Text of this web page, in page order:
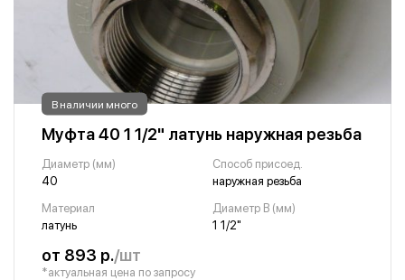
В наличии много
Муфта 40 1 1/2" латунь наружная резьба
Диаметр (мм)
40
Способ присоед.
наружная резьба
Материал
латунь
Диаметр B (мм)
1 1/2"
от 893 р./шт
*актуальная цена по запросу